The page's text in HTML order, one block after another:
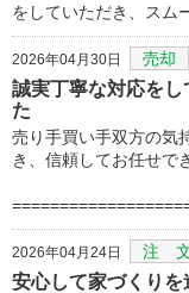
をしていただき、スム
2026年04月30日 売却
誠実丁寧な対応を
た
売り手買い手双方の気
き、信頼してお任せで
2026年04月24日 注
安心して家づくり